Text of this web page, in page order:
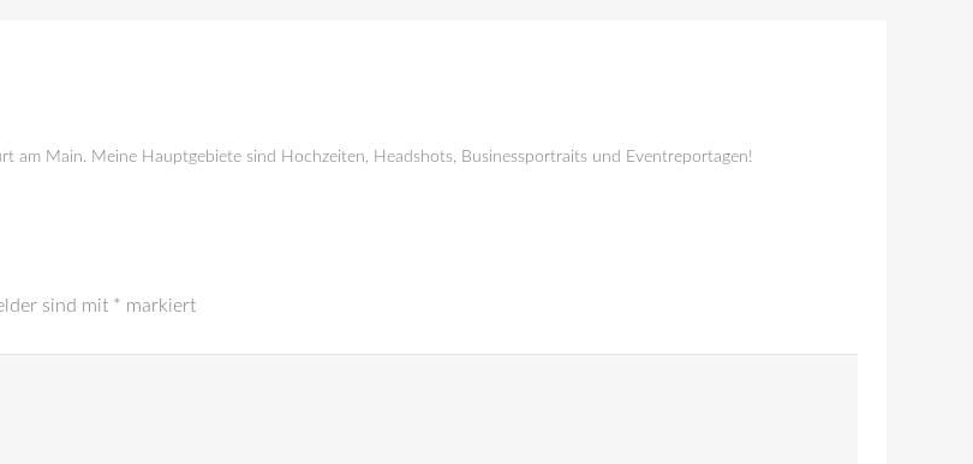
am Main. Meine Hauptgebiete sind Hochzeiten, Headshots, Businessportraits und Eventreportagen!
sind mit * markiert